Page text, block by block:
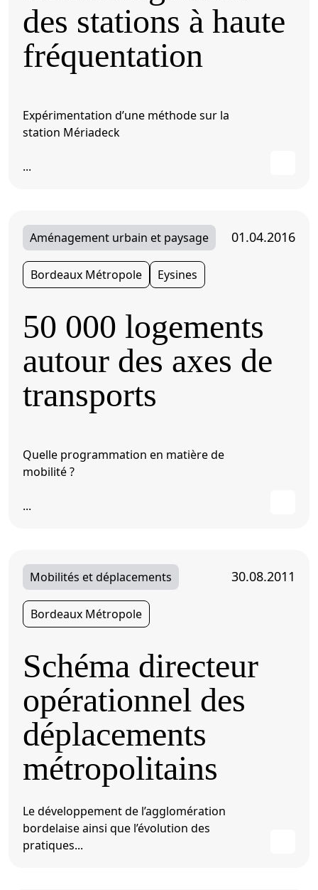
des stations à haute
fréquentation
Expérimentation d’une méthode sur la
station Mériadeck
...
Aménagement urbain et paysage 01.04.2016
Bordeaux Métropole Eysines
50 000 logements
autour des axes de
transports
Quelle programmation en matière de
mobilité ?
...
Mobilités et déplacements 30.08.2011
Bordeaux Métropole
Schéma directeur
opérationnel des
déplacements
métropolitains
Le développement de l’agglomération
bordelaise ainsi que l’évolution des
pratiques...